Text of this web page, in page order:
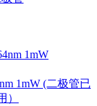
1mW
1mW (二极管已
）